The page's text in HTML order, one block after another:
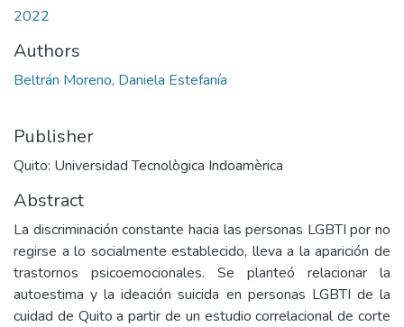
2022
Authors
Beltrán Moreno, Daniela Estefanía
Publisher
Quito: Universidad Tecnològica Indoamèrica
Abstract
La discriminación constante hacia las personas LGBTI por no
regirse a lo socialmente establecido, lleva a la aparición de
trastornos psicoemocionales. Se planteó relacionar la
autoestima y la ideación suicida en personas LGBTI de la
cuidad de Quito a partir de un estudio correlacional de corte